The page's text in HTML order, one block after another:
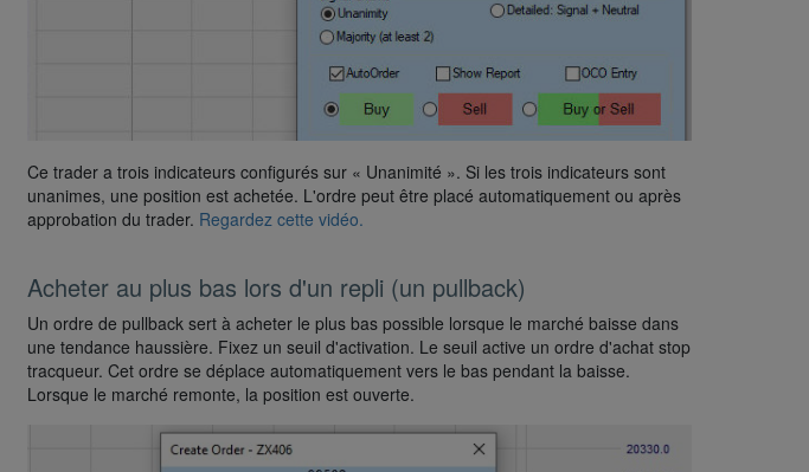
Ce trader a trois indicateurs configurés sur « Unanimité ». Si les trois indicateurs sont
unanimes, une position est achetée. L'ordre peut être placé automatiquement ou après
approbation du trader. Regardez cette vidéo.
Acheter au plus bas lors d'un repli (un pullback)
Un ordre de pullback sert à acheter le plus bas possible lorsque le marché baisse dans
une tendance haussière. Fixez un seuil d'activation. Le seuil active un ordre d'achat stop
tracqueur. Cet ordre se déplace automatiquement vers le bas pendant la baisse.
Lorsque le marché remonte, la position est ouverte.